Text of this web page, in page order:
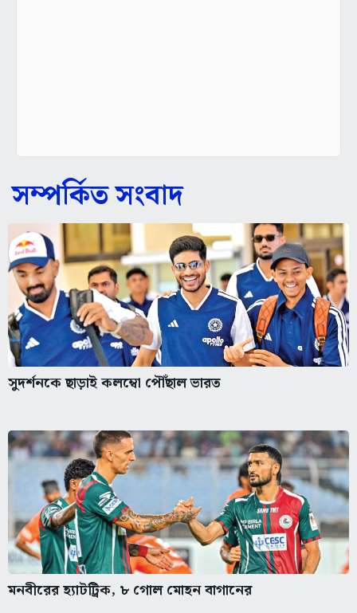
সম্পর্কিত সংবাদ
সুদর্শনকে ছাড়াই কলম্বো পৌঁছাল ভারত
মনবীরের হ্যাটট্রিক, ৮ গোল মোহন বাগানের